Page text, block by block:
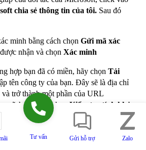
chia sẻ thông tin của tôi. Sau đó
minh bằng cách chọn Gửi mã xác
nhận và chọn Xác minh
hợp bạn đã có miền, hãy chọn Tải
tên công ty của bạn. Đây sẽ là địa chỉ
trở thành một phần của URL
vĩnh viễn >> chọn
Kiểm tra tính khả
tên người dùng, mật khẩu, sau đó chọn
Tư vấn Gửi hỗ trợ Zalo